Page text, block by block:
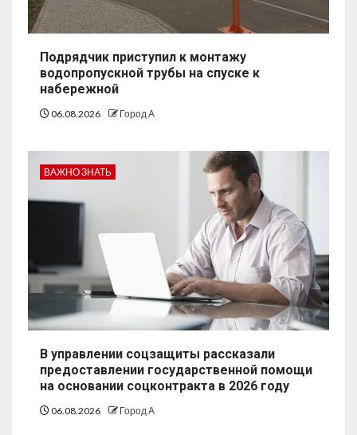
Подрядчик приступил к монтажу
водопропускной трубы на спуске к
набережной
06.08.2026 Город А
ВАЖНО ЗНАТЬ
В управлении соцзащиты рассказали
предоставлении государственной помощи
на основании соцконтракта в 2026 году
06.08.2026 Город А